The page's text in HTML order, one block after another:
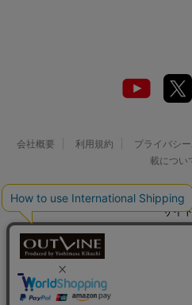
会社概要 利用規約 プライバシ
載につい
© 2026 Watch LIFE NEWS｜ウオッ
サイ